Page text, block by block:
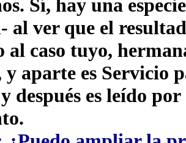
Sí, hay una
al ver que el
al caso tuyo,
y aparte es Servicio
después es leído